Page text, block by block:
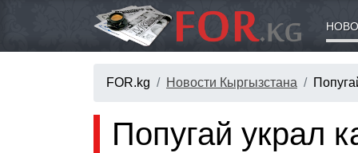
FOR.kg Новости Кыргызстана
Попугай украл